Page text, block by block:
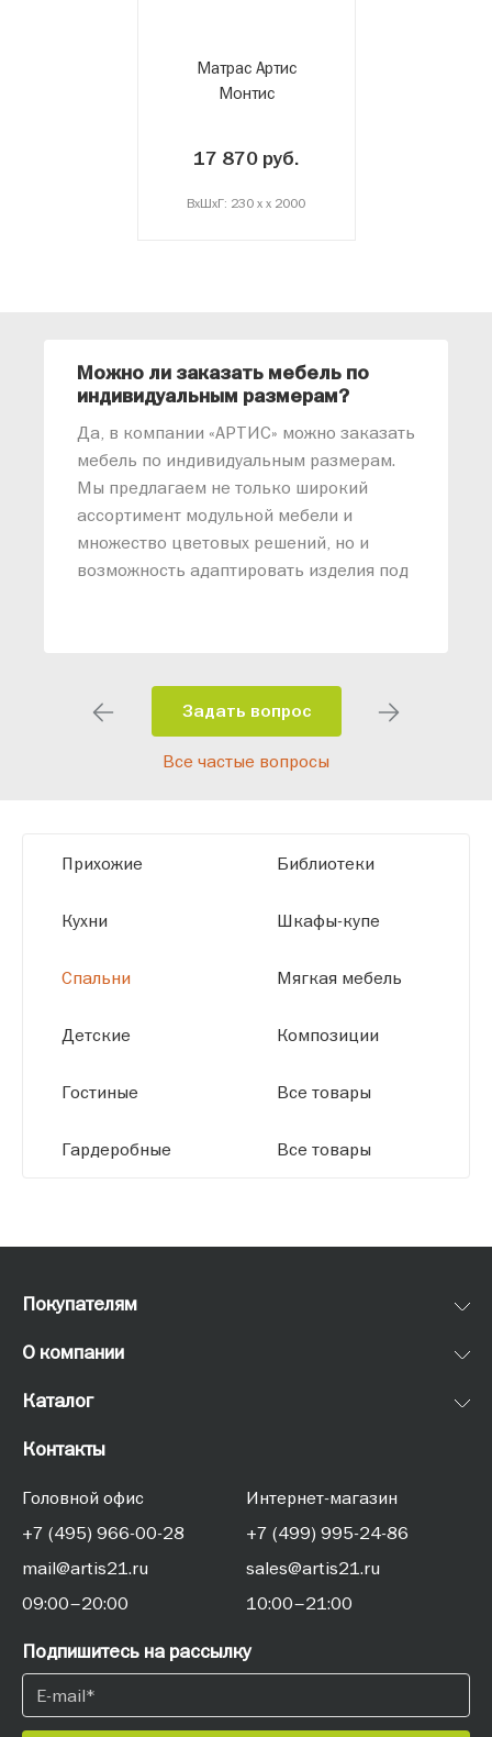
Матрас Артис
Монтис
17 870 руб.
ВxШxГ: 230 x x 2000
Можно ли заказать мебель по
индивидуальным размерам?
Да, в компании «АРТИС» можно заказать
мебель по индивидуальным размерам.
Мы предлагаем не только широкий
ассортимент модульной мебели и
множество цветовых решений, но и
возможность адаптировать изделия под
помещения и личные пожелания.
Благодаря современному
высокотехнологичному оборудованию
размерам.
Задать вопрос
Все частые вопросы
Прихожие
Кухни
Спальни
Детские
Гостиные
Гардеробные
Библиотеки
Шкафы-купе
Мягкая мебель
Композиции
Все товары
Все товары
Покупателям
О компании
Каталог
Контакты
Головной офис
+7 (495) 966-00-28
mail@artis21.ru
09:00–20:00
Интернет-магазин
+7 (499) 995-24-86
sales@artis21.ru
10:00–21:00
Подпишитесь на рассылку